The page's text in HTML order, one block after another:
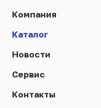
Компания
Каталог
Новости
Сервис
Контакты